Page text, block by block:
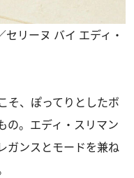
リーヌ バイ エディ・
そ、ぽってりとしたボ
の。エディ・スリマン
ガンスとモードを兼ね